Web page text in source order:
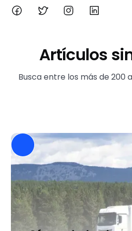
Artículos
Busca entre los más de 200